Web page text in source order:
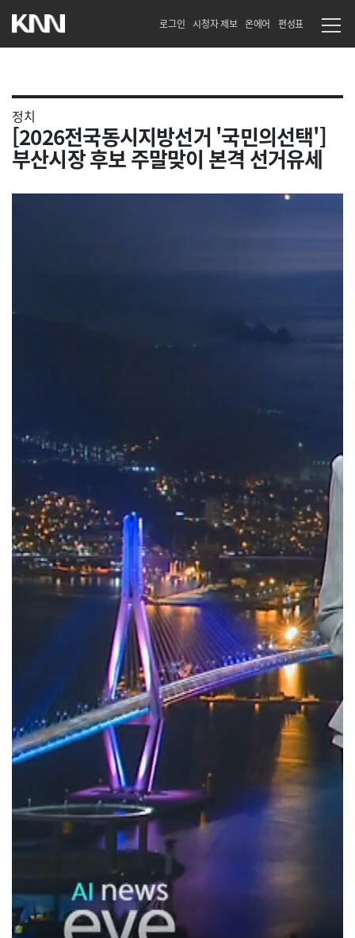
로그인 시청자 제보 온에어 편성표
정치
[2026전국동시지방선거 '국민의선택']
부산시장 후보 주말맞이 본격 선거유세